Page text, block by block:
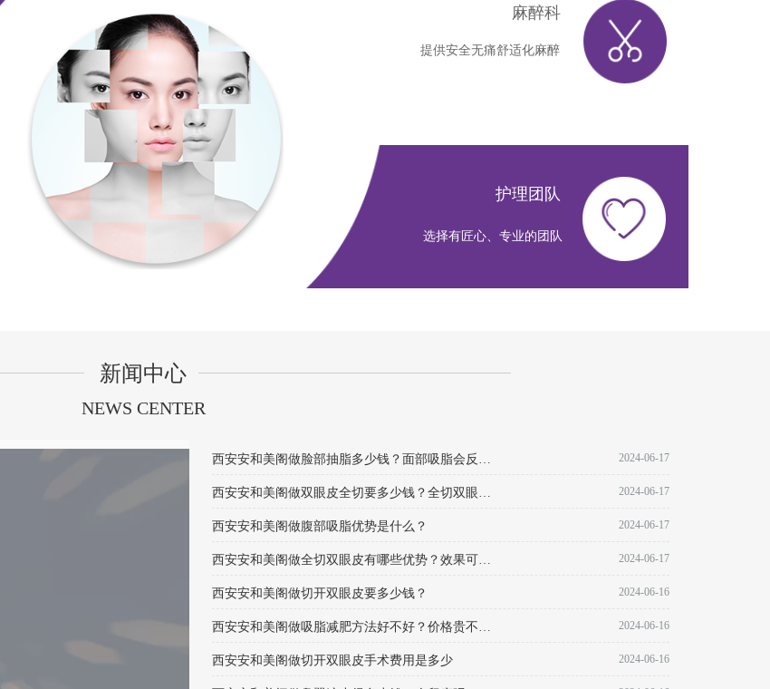
护理团队
选择有匠心、专业的团队
麻醉科
提供安全无痛舒适化麻醉
新闻中心
NEWS CENTER
西安安和美阁做脸部抽脂多少钱？面部吸脂会反弹不？ 2024-06-17
西安安和美阁做双眼皮全切要多少钱？全切双眼皮优点有哪些？ 2024-06-17
西安安和美阁做腹部吸脂优势是什么？ 2024-06-17
西安安和美阁做全切双眼皮有哪些优势？效果可以维持多久？ 2024-06-17
西安安和美阁做切开双眼皮要多少钱？ 2024-06-16
西安安和美阁做吸脂减肥方法好不好？价格贵不贵？ 2024-06-16
西安安和美阁做切开双眼皮手术费用是多少 2024-06-16